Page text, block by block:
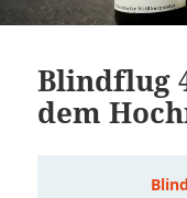
Blindflug
dem